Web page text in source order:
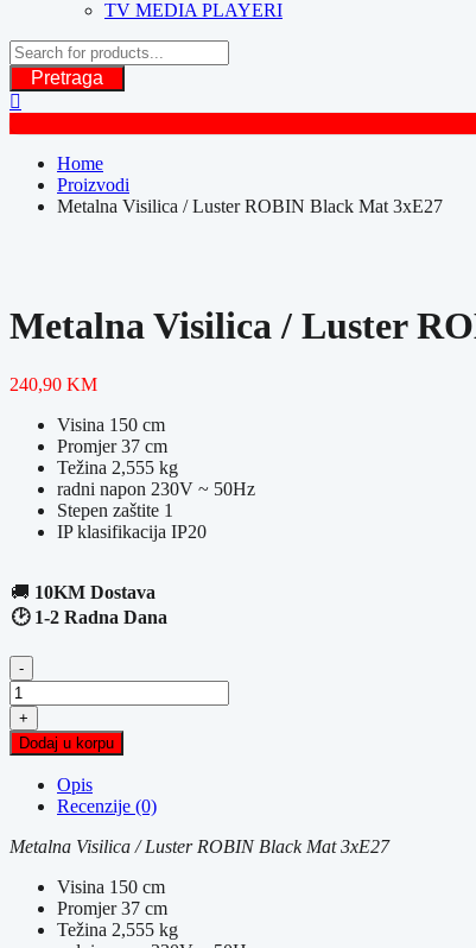
TV MEDIA PLAYERI
Pretraga
Home
Proizvodi
Metalna Visilica / Luster ROBIN Black Mat 3xE27
Metalna Visilica / Luster
240,90 KM
Visina 150 cm
Promjer 37 cm
Težina 2,555 kg
radni napon 230V ~ 50Hz
Stepen zaštite 1
IP klasifikacija IP20
🚚 10KM Dostava
🕑 1-2 Radna Dana
-
Metalna
Visilica
/
Luster
ROBIN
3xE27
+
Dodaj u korpu
Opis
Recenzije (0)
Metalna Visilica / Luster ROBIN Black Mat 3xE27
Visina 150 cm
Promjer 37 cm
Težina 2,555 kg